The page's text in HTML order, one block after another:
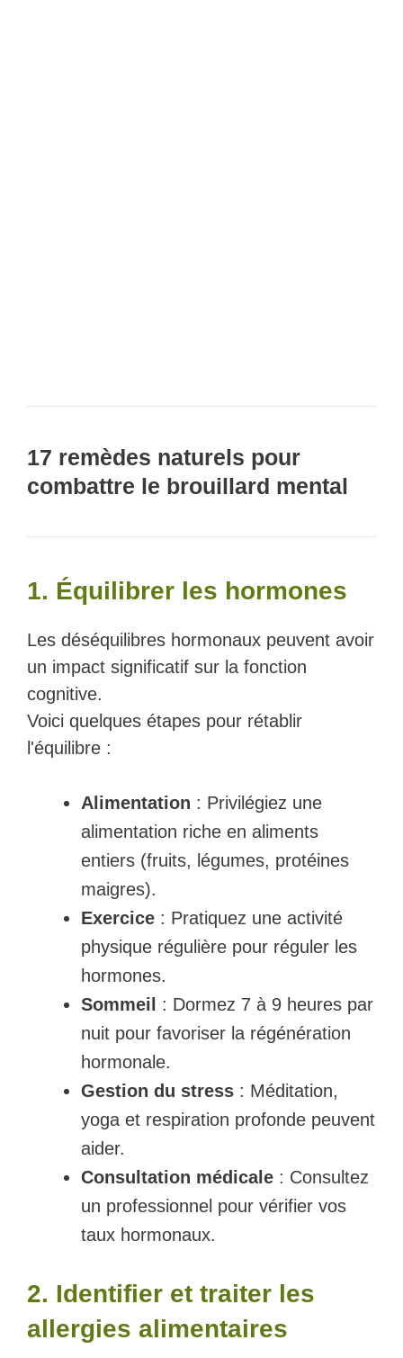
17 remèdes naturels pour
combattre le brouillard mental
1. Équilibrer les hormones
Les déséquilibres hormonaux peuvent avoir
un impact significatif sur la fonction
cognitive.
Voici quelques étapes pour rétablir
l'équilibre :
Alimentation : Privilégiez une
alimentation riche en aliments
entiers (fruits, légumes, protéines
maigres).
Exercice : Pratiquez une activité
physique régulière pour réguler les
hormones.
Sommeil
: Dormez 7 à 9 heures par
nuit pour favoriser la régénération
hormonale.
Gestion du stress : Méditation,
yoga et respiration profonde peuvent
aider.
Consultation médicale : Consultez
un professionnel pour vérifier vos
taux hormonaux.
2. Identifier et traiter les
allergies alimentaires